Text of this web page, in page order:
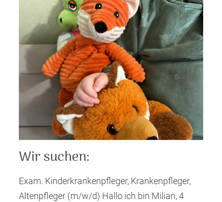
Wir suchen:
Exam. Kinderkrankenpfleger, Krankenpfleger,
Altenpfleger (m/w/d) Hallo ich bin Milian, 4